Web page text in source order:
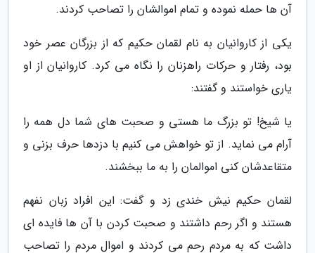
آن ها حمله نموده و تمام اموالشان را تصاحب کردند.
یکی از کاروانیان به نام لقمان حکیم که از بزرگان عصر خود
بود، رفتار و حرکات راهزنان را نگاه می کرد. کاروانیان از او
یاری خواستند و گفتند:
یا شیخ! تو بزرگ ما هستی و صحبت های شما دل همه را
آرام می نماید. از تو خواهش می کنیم با دزدها حرف بزنی و
متقاعدشان کنی اموالمان را به ما ببخشند.
لقمان حکیم نیش خندی زد و گفت: این افراد زبان نفهم
هستند و اگر رحم داشتند و صحبت کردن با آن ها فایده ای
داشت که به مردم رحم می کردند و اموال مردم را تصاحب